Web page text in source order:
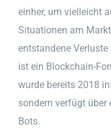
einher, um vielleicht
Situationen am
entstandene
ist ein Blockchain-
wurde bereits 2018
sondern verfügt
Bots.